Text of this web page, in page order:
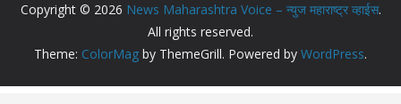
Copyright © 2026 News Maharashtra Voice – न्युज महाराष्ट्र व्हाईस.
All rights reserved.
Theme: ColorMag by ThemeGrill. Powered by WordPress.